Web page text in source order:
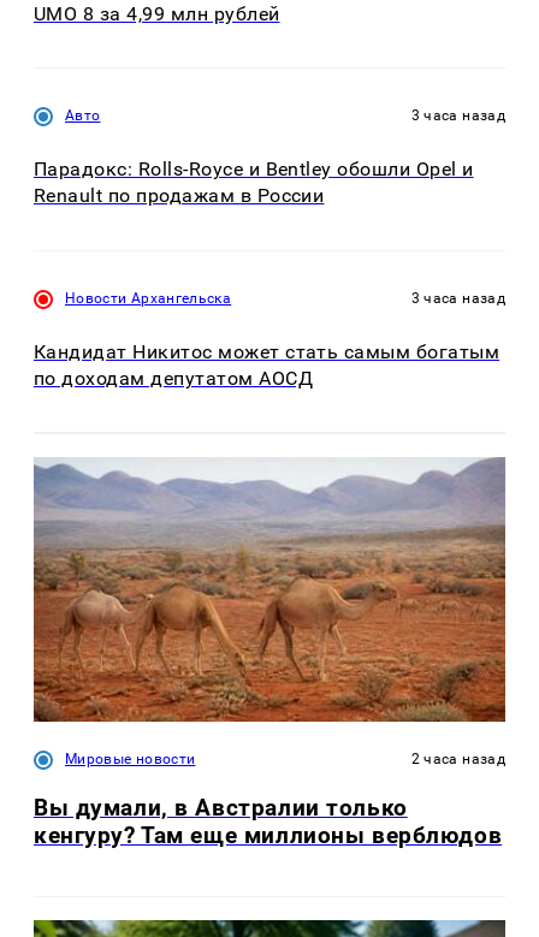
UMO 8 за 4,99 млн рублей
Авто 3 часа назад
Парадокс: Rolls-Royce и Bentley обошли Opel и
Renault по продажам в России
Новости Архангельска 3 часа назад
Кандидат Никитос может стать самым богатым
по доходам депутатом АОСД
Мировые новости 2 часа назад
Вы думали, в Австралии только
кенгуру? Там еще миллионы верблюдов